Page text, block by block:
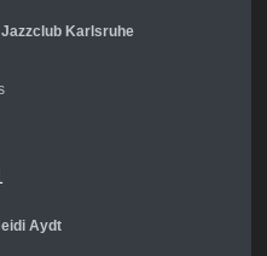
Karlsruhe
Aydt